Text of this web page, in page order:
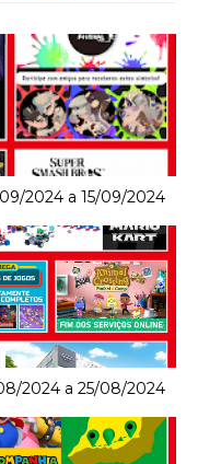
2024 a 15/09/2024
2024 a 25/08/2024